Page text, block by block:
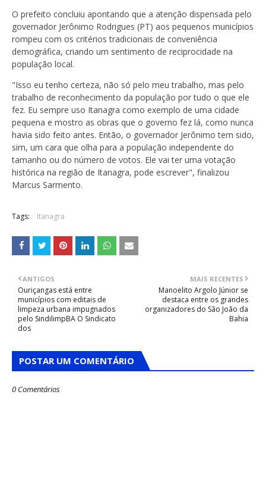
O prefeito concluiu apontando que a atenção dispensada pelo
governador Jerônimo Rodrigues (PT) aos pequenos municípios
rompeu com os critérios tradicionais de conveniência
demográfica, criando um sentimento de reciprocidade na
população local.
"Isso eu tenho certeza, não só pelo meu trabalho, mas pelo
trabalho de reconhecimento da população por tudo o que ele
fez. Eu sempre uso Itanagra como exemplo de uma cidade
pequena e mostro as obras que o governo fez lá, como nunca
havia sido feito antes. Então, o governador Jerônimo tem sido,
sim, um cara que olha para a população independente do
tamanho ou do número de votos. Ele vai ter uma votação
histórica na região de Itanagra, pode escrever", finalizou
Marcus Sarmento.
Tags: Itanagra
MAIS RECENTES
Manoelito Argolo Júnior se
destaca entre os grandes
organizadores do São João da
Bahia
ANTIGOS
Ouriçangas está entre
municípios com editais de
limpeza urbana impugnados
pelo SindilimpBA O Sindicato
dos
POSTAR UM COMENTÁRIO
0 Comentários